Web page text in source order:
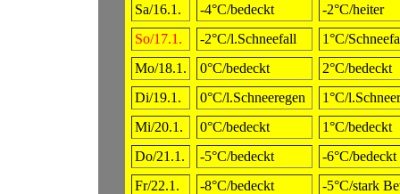
Sa/16.1.
-4°C/bedeckt
-2°C/heiter
So/17.1.
-2°C/l.Schneefall
1°C/
Mo/18.1.
0°C/bedeckt
2°C/bedeckt
Di/19.1.
0°C/l.Schneeregen
1°C/
Mi/20.1.
0°C/bedeckt
1°C/bedeckt
Do/21.1.
-5°C/bedeckt
-6°C/bedeckt
Fr/22.1.
-8°C/bedeckt
-5°C/stark